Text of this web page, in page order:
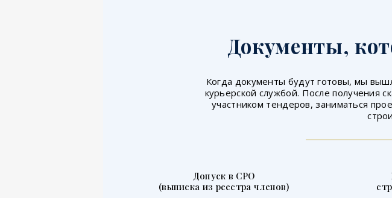
Документы,
Когда документы будут готовы, мы
курьерской службой. После получения
участником тендеров, заниматься
Допуск в СРО
(выписка из реестра членов)